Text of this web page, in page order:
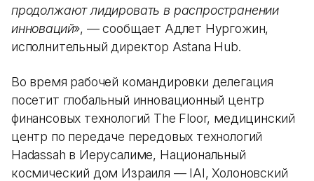
продолжают лидировать в распространении
инноваций», — сообщает Адлет Нургожин,
исполнительный директор Astana Hub.
Во время рабочей командировки делегация
посетит глобальный инновационный центр
финансовых технологий The Floor, медицинский
центр по передаче передовых технологий
Hadassah в Иерусалиме, Национальный
космический дом Израиля — IAI, Холоновский